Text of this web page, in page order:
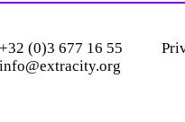
+32 (0)3 677 16 55
info@extracity.org